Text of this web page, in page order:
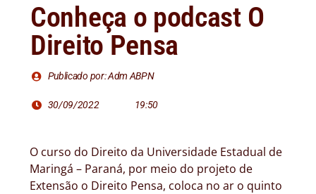
Conheça o podcast O
Direito Pensa
Publicado por: Adm ABPN
30/09/2022 19:50
O curso do Direito da Universidade Estadual de
Maringá – Paraná, por meio do projeto de
Extensão o Direito Pensa, coloca no ar o quinto